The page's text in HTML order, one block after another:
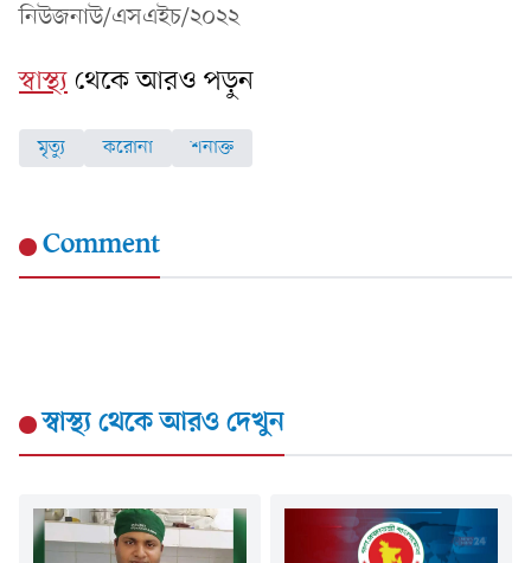
নিউজনাউ/এসএইচ/২০২২
স্বাস্থ্যথেকে আরও পড়ুন
মৃত্যু করোনা শনাক্ত
Comment
স্বাস্থ্যথেকে আরও দেখুন